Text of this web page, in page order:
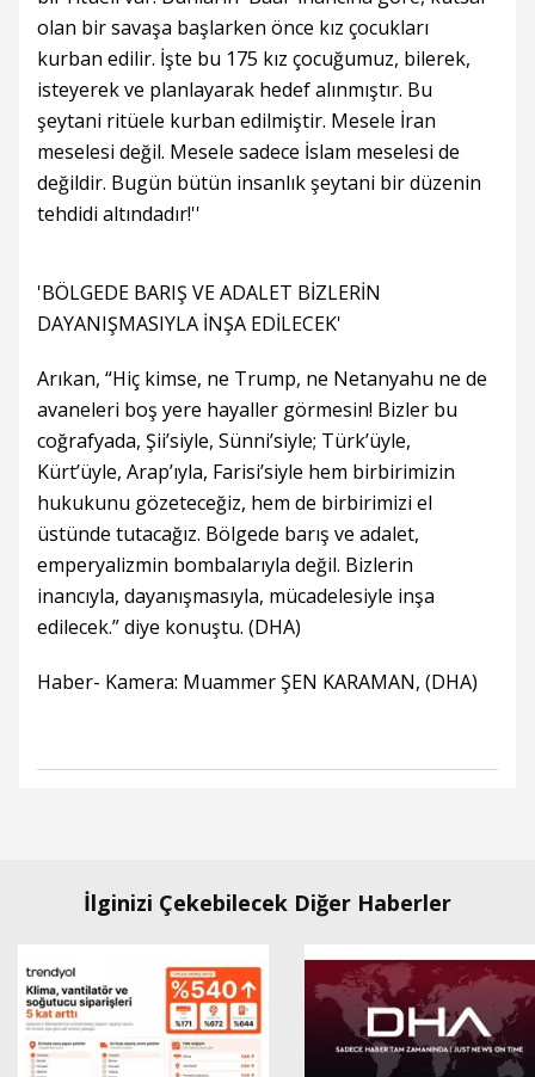
olan bir savaşa başlarken önce kız çocukları
kurban edilir. İşte bu 175 kız çocuğumuz, bilerek,
isteyerek ve planlayarak hedef alınmıştır. Bu
şeytani ritüele kurban edilmiştir. Mesele İran
meselesi değil. Mesele sadece İslam meselesi de
değildir. Bugün bütün insanlık şeytani bir düzenin
tehdidi altındadır!''
'BÖLGEDE BARIŞ VE ADALET BİZLERİN
DAYANIŞMASIYLA İNŞA EDİLECEK'
Arıkan, “Hiç kimse, ne Trump, ne Netanyahu ne de
avaneleri boş yere hayaller görmesin! Bizler bu
coğrafyada, Şii’siyle, Sünni’siyle; Türk’üyle,
Kürt’üyle, Arap’ıyla, Farisi’siyle hem birbirimizin
hukukunu gözeteceğiz, hem de birbirimizi el
üstünde tutacağız. Bölgede barış ve adalet,
emperyalizmin bombalarıyla değil. Bizlerin
inancıyla, dayanışmasıyla, mücadelesiyle inşa
edilecek.” diye konuştu. (DHA)
Haber- Kamera: Muammer ŞEN KARAMAN, (DHA)
İlginizi Çekebilecek Diğer Haberler